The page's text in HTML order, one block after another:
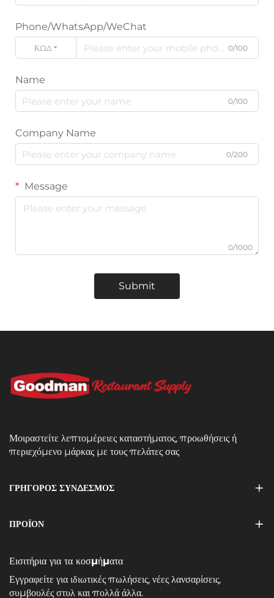
Phone/WhatsApp/WeChat
ΚΩΔΙΚΌΣ 0/100
Name
0/100
Company Name
0/200
Message
0/1000
Submit
Μοιραστείτε λεπτομέρειες καταστήματος, προωθήσεις ή
περιεχόμενο μάρκας με τους πελάτες σας
ΓΡΗΓΟΡΟΣ ΣΥΝΔΕΣΜΟΣ
ΠΡΟΪΌΝ
Εισιτήρια για τα κοσμήματα
Εγγραφείτε για ιδιωτικές πωλήσεις, νέες λανσαρίσεις,
συμβουλές στυλ και πολλά άλλα.